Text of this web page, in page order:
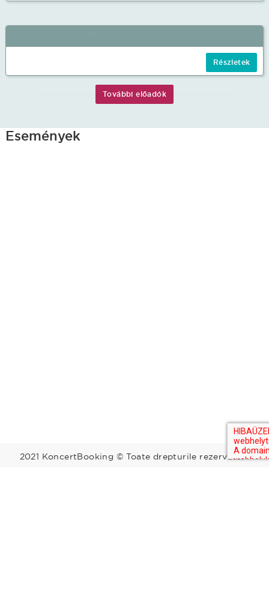
Részletek
További előadók
Események
2021 KoncertBooking © Toate drepturile rezervate.
Kapcsolat | Telefonszám: +36 30 157 9812 | E-mail: